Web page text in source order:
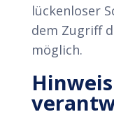
lückenloser
dem Zugriff
möglich.